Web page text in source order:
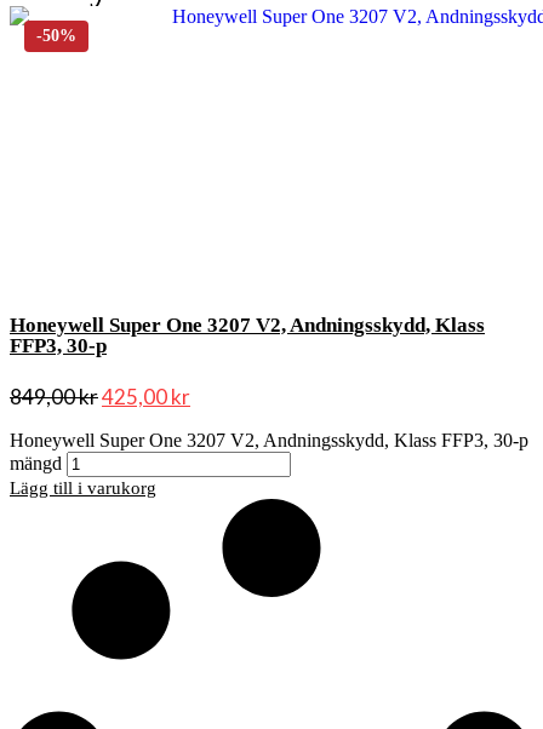
Honeywell Super One 3207 V2, Andningsskydd, Klass
FFP3, 30-p
849,00kr425,00kr
Honeywell Super One 3207 V2, Andningsskydd, Klass FFP3, 30-p
mängd
Lägg till i varukorg